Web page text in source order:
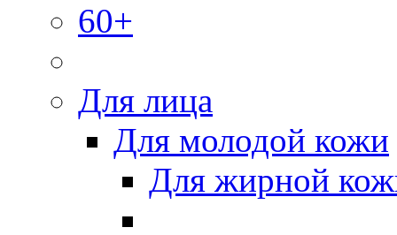
60+
Для лица
Для молодой кожи
Для жирной